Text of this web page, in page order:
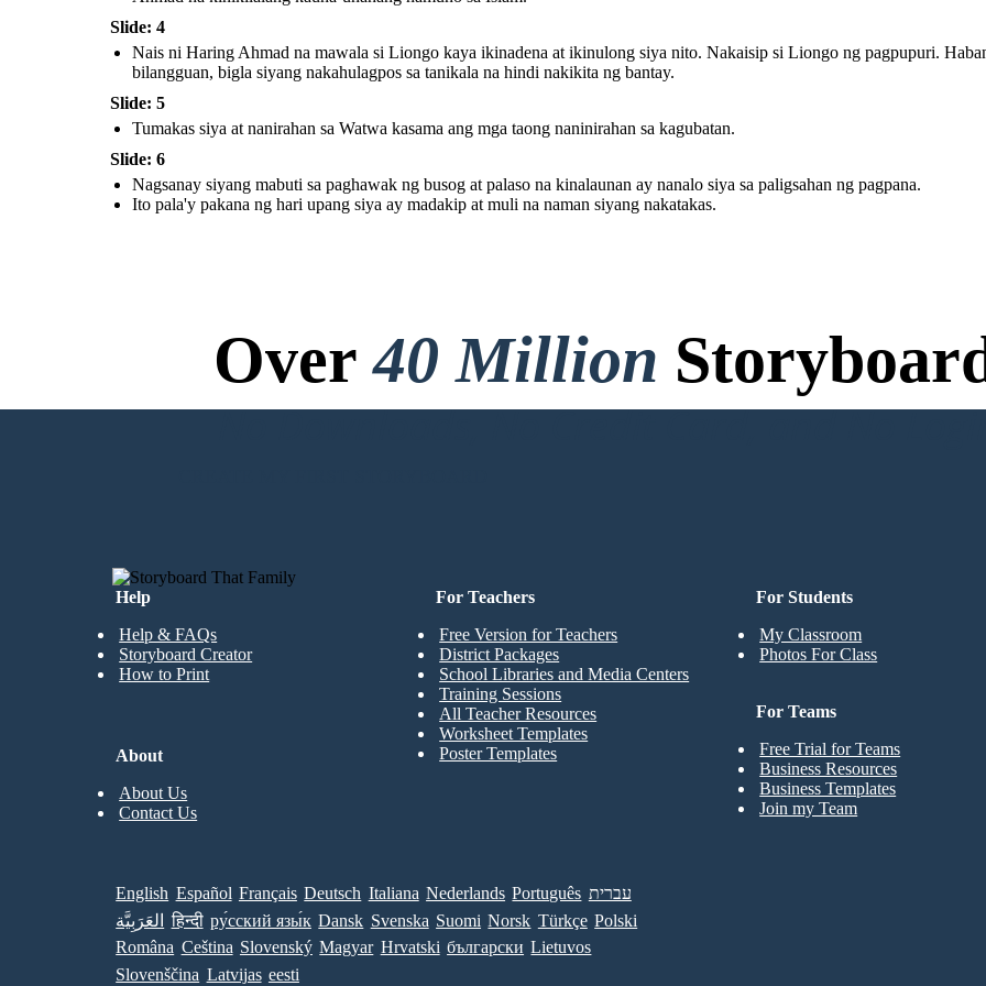
Ito pala'y pakana ng hari
upang siya ay madakip at muli
na naman siyang nakatakas.
Slide: 4
Nais ni Haring Ahmad na mawala si Liongo kaya ikinadena at ikinulong siya nito. Nakaisip si Liongo ng pagpupuri.
bilangguan, bigla siyang nakahulagpos sa tanikala na hindi nakikita ng bantay.
Slide: 5
Tumakas siya at nanirahan sa Watwa kasama ang mga taong naninirahan sa kagubatan.
Slide: 6
Nagsanay siyang mabuti sa paghawak ng busog at palaso na kinalaunan ay nanalo siya sa paligsahan ng pagpana.
Ito pala'y pakana ng hari upang siya ay madakip at muli na naman siyang nakatakas.
Over40 Million
No Downloads, No Credit Card, and No
Help
Help & FAQs
Storyboard Creator
How to Print
For Students
My Classroom
Photos For Class
For Teachers
Free Version for Teachers
District Packages
School Libraries and Media Centers
Training Sessions
All Teacher Resources
Worksheet Templates
Poster Templates
For Teams
Free Trial for Teams
Business Resources
Business Templates
Join my Team
About
About Us
Contact Us
English Español Français Deutsch Italiana Nederlands Português עברית
العَرَبِيَّة
हिन्दी ру́сский язы́к Dansk Svenska Suomi Norsk Türkçe Polski
Româna Ceština Slovenský Magyar Hrvatski български Lietuvos
Slovenščina Latvijas eesti